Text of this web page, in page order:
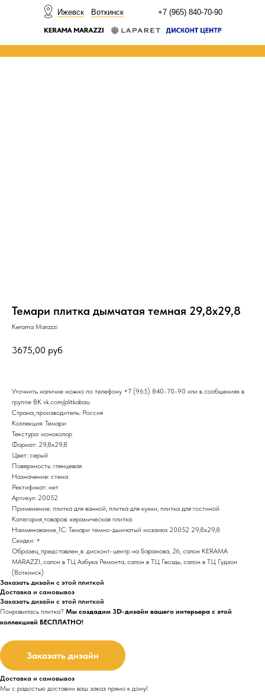
+7 (965) 840-70-90
Ижевск Воткинск
Темари плитка дымчатая темная 29,8х29,8
Kerama Marazzi
3675,00 руб
Уточнить наличие можно по телефону +7 (965) 840-70-90 или в сообщениях в
группе ВК vk.com/plitkabau
Страна_производитель: Россия
Коллекция: Темари
Текстура: моноколор
Формат: 29,8x29,8
Цвет: серый
Поверхность: глянцевая
Назначение: стена
Ректификат: нет
Артикул: 20052
Применение: плитка для ванной, плитка для кухни, плитка для гостиной
Категория_товаров: керамическая плитка
Наименование_1С: Темари темно-дымчатый мозаика 20052 29,8х29,8
Скидки: +
Образец_представлен_в: дисконт-центр на Баранова, 26, салон KERAMA
MARAZZI, салон в ТЦ Азбука Ремонта, салон в ТЦ Гвоздь, салон в ТЦ Гудзон
(Воткинск)
Заказать дизайн с этой плиткой
Доставка и самовывоз
Заказать дизайн с этой плиткой
Понравилась плитка? Мы создадим 3D-дизайн вашего интерьера с этой
коллекцией БЕСПЛАТНО!
Заказать дизайн
Доставка и самовывоз
Мы с радостью доставим ваш заказ прямо к дому!